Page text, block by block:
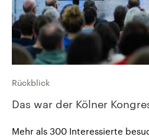
Rückblick
Das war der Kölner
Mehr als 300 Interessierte